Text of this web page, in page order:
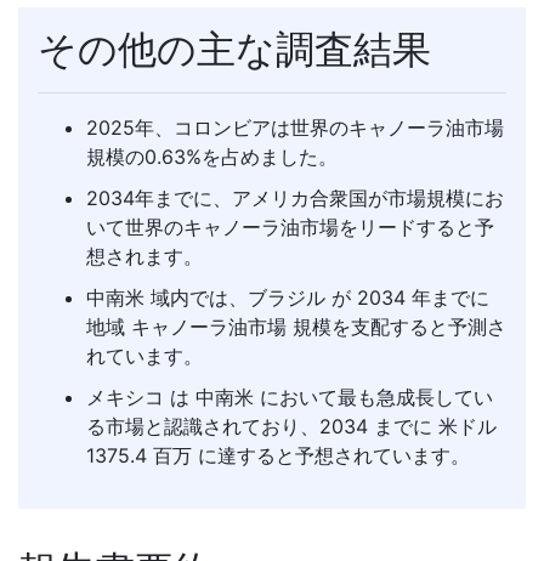
その他の主な調査結果
2025年、コロンビアは世界のキャノーラ油市場
規模の0.63%を占めました。
2034年までに、アメリカ合衆国が市場規模にお
いて世界のキャノーラ油市場をリードすると予
想されます。
中南米 域内では、ブラジル が 2034 年までに
地域 キャノーラ油市場 規模を支配すると予測さ
れています。
メキシコ は 中南米 において最も急成長してい
る市場と認識されており、2034 までに 米ドル
1375.4 百万 に達すると予想されています。